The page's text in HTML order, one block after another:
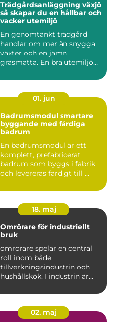
Trädgårdsanläggning växjö
så skapar du en hållbar och
vacker utemiljö
En genomtänkt trädgård
handlar om mer än snygga
växter och en jämn
gräsmatta. En bra utemiljö
01. jun
Badrumsmodul smartare
byggande med färdiga
badrum
En badrumsmodul är ett
komplett, prefabricerat
badrum som byggs i fabrik
och levereras färdigt till ...
18. maj
Omrörare för industriellt
bruk
omrörare spelar en central
roll inom både
tillverkningsindustrin och
hushållskök. I industrin är
02. maj